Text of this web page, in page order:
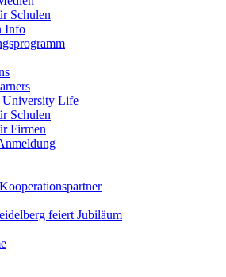
Schulen
Info
University Life
Schulen
Firmen
feiert Jubiläum